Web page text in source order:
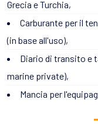
Grecia e Turchia,
Carburante per il
(in base all'uso),
Diario di transito e
marine private),
Mancia per